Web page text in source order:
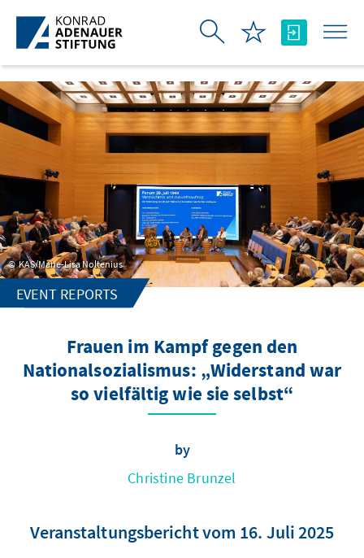
Skip to Main Content
KAS/Marie-Lisa Noltenius
EVENT REPORTS
Frauen im Kampf gegen den
Nationalsozialismus: „Widerstand war
so vielfältig wie sie selbst“
by
Christine Brunzel
Veranstaltungsbericht vom 16. Juli 2025